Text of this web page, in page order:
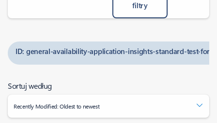
filtry
ID: general-availability-application-insights-standard-test-for-
Sortuj według
Recently Modified: Oldest to newest